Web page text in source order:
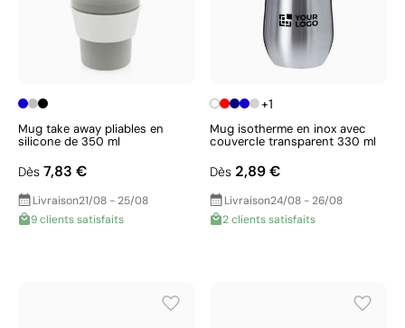
Mug take away pliables en
silicone de 350 ml
Dès 7,83 €
Livraison21/08 - 25/08
9 clients satisfaits
+1
Mug isotherme en inox avec
couvercle transparent 330 ml
Dès 2,89 €
Livraison24/08 - 26/08
2 clients satisfaits